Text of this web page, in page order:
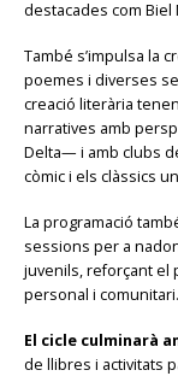
destacades com Biel
També s’impulsa la
poemes i diverses
creació literària
narratives amb
Delta— i amb clubs
còmic i els clàssics
La programació
sessions per a
juvenils, reforçant el
personal i comunitari.
El cicle culminarà
de llibres i activitats